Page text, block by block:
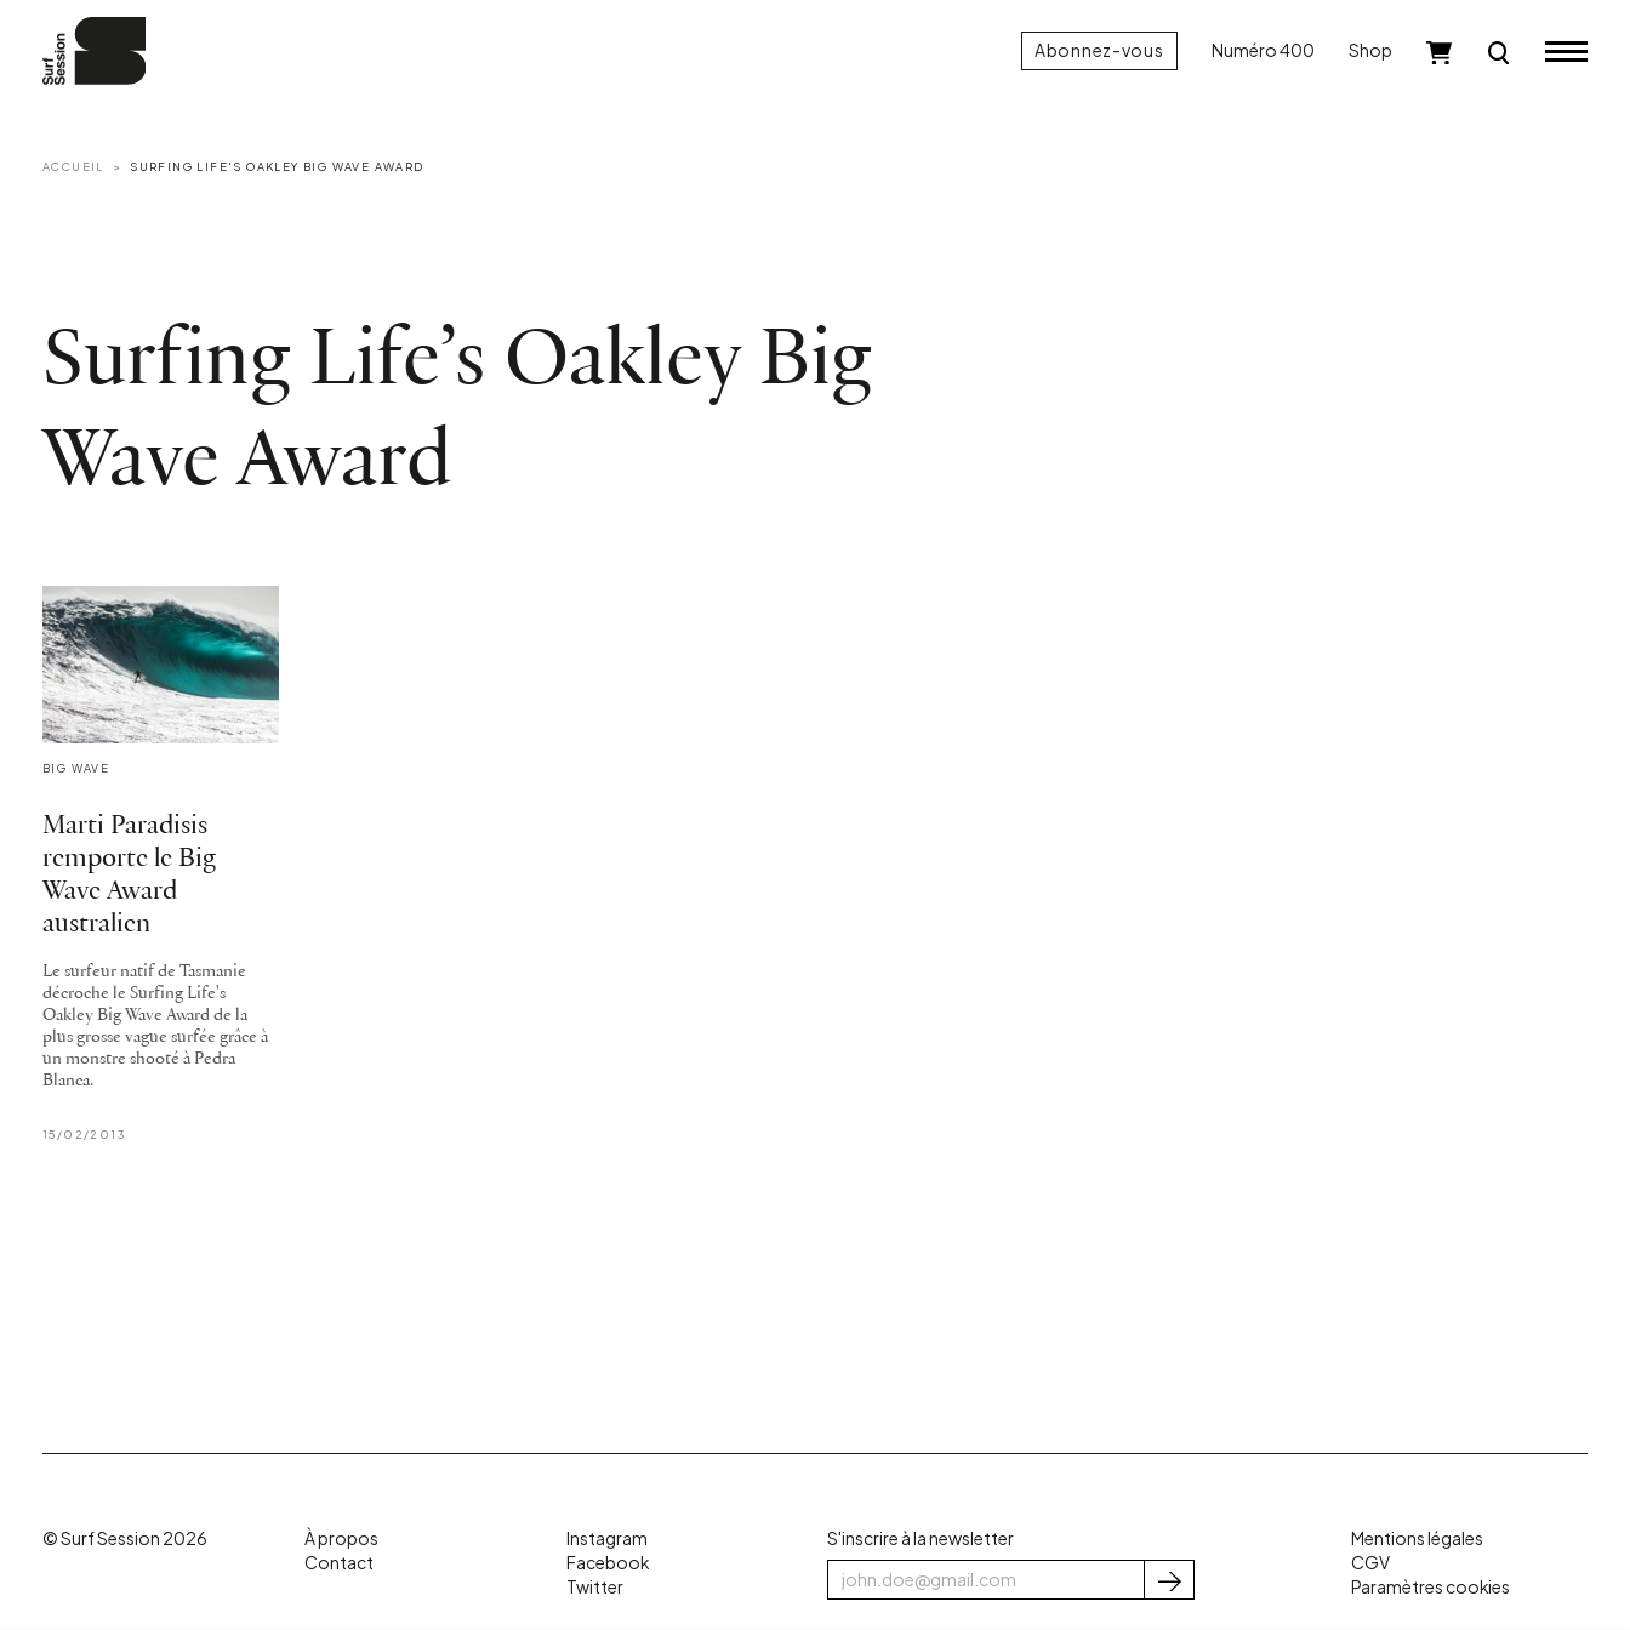
Abonnez-vous Numéro 400 Shop
ACCUEIL SURFING LIFE'S OAKLEY BIG WAVE AWARD
Surfing Life’s Oakley Big
Wave Award
BIG WAVE
Marti Paradisis
remporte le Big
Wave Award
australien
Le surfeur natif de Tasmanie
décroche le Surfing Life's
Oakley Big Wave Award de la
plus grosse vague surfée grâce à
un monstre shooté à Pedra
Blanca.
15/02/2013
© Surf Session 2026
À propos
Contact
Instagram
Facebook
Twitter
S'inscrire à la newsletter
S'inscrire
Mentions légales
CGV
Paramètres cookies